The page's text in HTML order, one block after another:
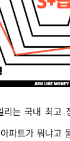
리는 국내 최고
파트가 뭐냐고